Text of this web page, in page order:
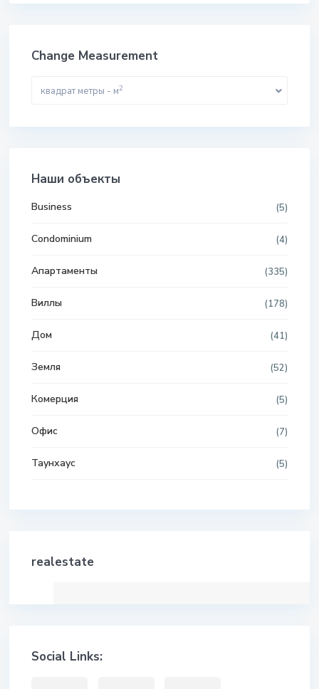
Change Measurement
квадрат метры - м2
Наши объекты
Business (5)
Condominium (4)
Апартаменты (335)
Виллы (178)
Дом (41)
Земля (52)
Комерция (5)
Офис (7)
Таунхаус (5)
realestate
Social Links: